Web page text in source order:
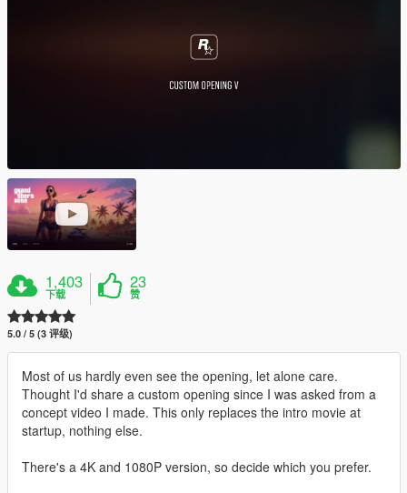
1,403
下载
23
赞
5.0 / 5 (3 评级)
Most of us hardly even see the opening, let alone care.
Thought I'd share a custom opening since I was asked from a
concept video I made. This only replaces the intro movie at
startup, nothing else.
There's a 4K and 1080P version, so decide which you prefer.